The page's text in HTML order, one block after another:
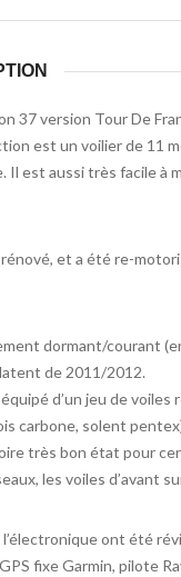
37 version Tour De
est un voilier de 11
Il est aussi très facile à
et a été re-
dormant/courant
de 2011/2012.
d’un jeu de voiles
carbone, solent
très bon état pour
les voiles d’avant
l’électronique ont été
fixe Garmin, pilote